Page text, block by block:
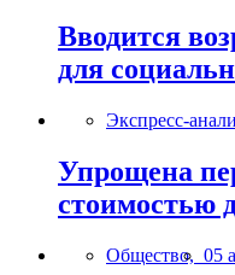
Вводится
для
Экспресс-
Упрощена
стоимостью
Общество, 05